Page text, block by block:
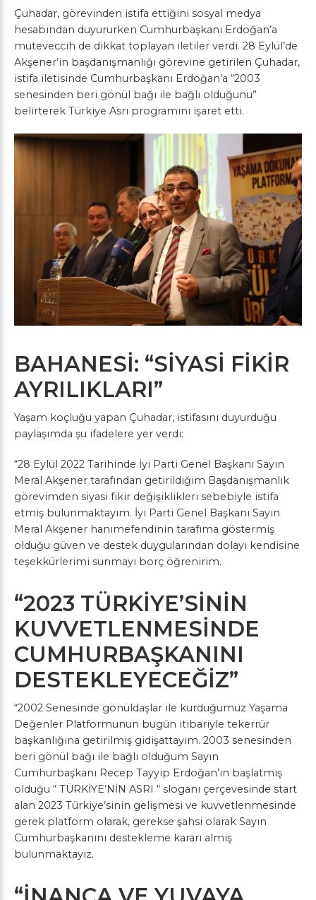
Çuhadar, görevinden istifa ettiğini sosyal medya
hesabından duyururken Cumhurbaşkanı Erdoğan’a
müteveccih de dikkat toplayan iletiler verdi. 28 Eylül’de
Akşener’in başdanışmanlığı görevine getirilen Çuhadar,
istifa iletisinde Cumhurbaşkanı Erdoğan’a “2003
senesinden beri gönül bağı ile bağlı olduğunu”
belirterek Türkiye Asrı programını işaret etti.
BAHANESİ: “SİYASİ FİKİR
AYRILIKLARI”
Yaşam koçluğu yapan Çuhadar, istifasını duyurduğu
paylaşımda şu ifadelere yer verdi:
“28 Eylül 2022 Tarihinde İyi Parti Genel Başkanı Sayın
Meral Akşener tarafından getirildiğim Başdanışmanlık
görevimden siyasi fikir değişiklikleri sebebiyle istifa
etmiş bulunmaktayım. İyi Parti Genel Başkanı Sayın
Meral Akşener hanımefendinin tarafıma göstermiş
olduğu güven ve destek duygularından dolayı kendisine
teşekkürlerimi sunmayı borç öğrenirim.
“2023 TÜRKİYE’SİNİN
KUVVETLENMESİNDE
CUMHURBAŞKANINI
DESTEKLEYECEĞİZ”
“2002 Senesinde gönüldaşlar ile kurduğumuz Yaşama
Değenler Platformunun bugün itibariyle tekerrür
başkanlığına getirilmiş gidişattayım. 2003 senesinden
beri gönül bağı ile bağlı olduğum Sayın
Cumhurbaşkanı Recep Tayyip Erdoğan’ın başlatmış
olduğu “ TÜRKİYE’NİN ASRI “ sloganı çerçevesinde start
alan 2023 Türkiye’sinin gelişmesi ve kuvvetlenmesinde
gerek platform olarak, gerekse şahsi olarak Sayın
Cumhurbaşkanını destekleme kararı almış
bulunmaktayız.